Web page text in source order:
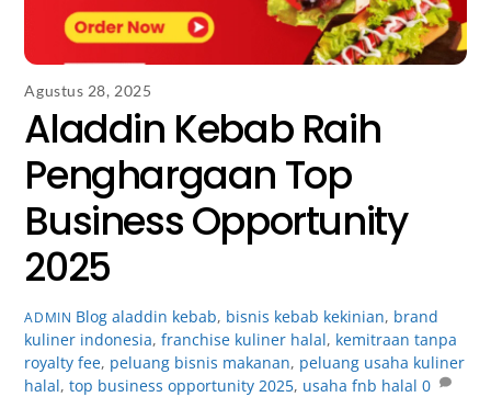
Agustus 28, 2025
Aladdin Kebab Raih
Penghargaan Top
Business Opportunity
2025
ADMIN Blog aladdin kebab, bisnis kebab kekinian, brand
kuliner indonesia,franchise kuliner halal, kemitraan tanpa
royalty fee, peluang bisnis makanan, peluang usaha kuliner
halal,top business opportunity 2025, usaha fnb halal 0